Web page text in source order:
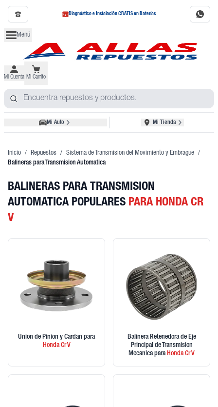
Diagnóstico e Instalación GRATIS en Baterías
Menú
Mi Cuenta Mi Carrito
Mi Auto Mi Tienda
Inicio / Repuestos / Sistema de Transmision del Movimiento y Embrague /
Balineras para Transmision Automatica
BALINERAS PARA TRANSMISION
AUTOMATICA POPULARES PARA HONDA CR
V
Union de Pinion y Cardan para
HondaCr V
Balinera Retenedora de Eje
Principal de Transmision
Mecanica paraHondaCr V